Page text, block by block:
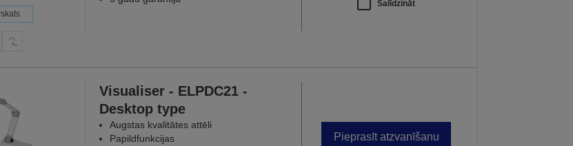
Salīdzināt
Visualiser - ELPDC21 -
Desktop type
Augstas kvalitātes attēli
Papildfunkcijas
Pieprasīt atzvanīšanu